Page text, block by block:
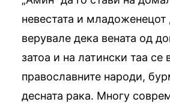
невестата и
верувале дека вената од
затоа и на латински таа се
православните народи,
десната рака. Многу